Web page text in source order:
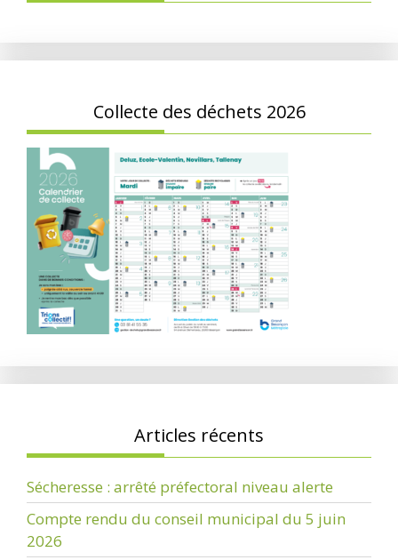
Collecte des déchets 2026
Articles récents
Sécheresse : arrêté préfectoral niveau alerte
Compte rendu du conseil municipal du 5 juin
2026